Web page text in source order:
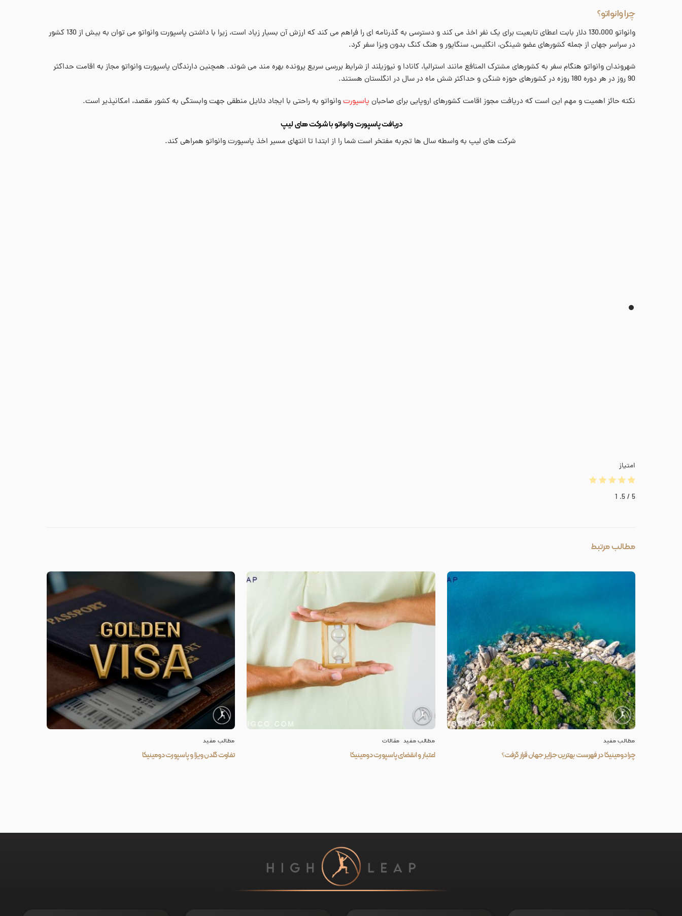
چرا وانواتو؟
وانواتو 130،000 دلار بابت اعطای تابعیت برای یک نفر اخذ می کند و دسترسی به گذرنامه ای را فراهم می کند که ارزش آن بسیار زیاد است، زیرا با داشتن پاسپورت وانواتو می توان به بیش از 130 کشور
در سراسر جهان از جمله کشورهای عضو شینگن، انگلیس، سنگاپور و هنگ کنگ بدون ویزا سفر کرد.
شهروندان وانواتو هنگام سفر به کشورهای مشترک المنافع مانند استرالیا، کانادا و نیوزیلند از شرایط بررسی سریع پرونده بهره مند می شوند. همچنین دارندگان پاسپورت وانواتو مجاز به اقامت حداکثر
90 روز در هر دوره 180 روزه در کشورهای حوزه شنگن و حداکثر شش ماه در سال در انگلستان هستند.
نکته حائز اهمیت و مهم این است که دریافت مجوز اقامت کشورهای اروپایی برای صاحبان پاسپورتوانواتو به راحتی با ایجاد دلایل منطقی جهت وابستگی به کشور مقصد، امکانپذیر است.
دریافت پاسپورت وانواتو با شرکت های لیپ
شرکت های لیپ به واسطه سال ها تجربه مفتخر است شما را از ابتدا تا انتهای مسیر اخذ پاسپورت وانواتو همراهی کند.
امتیاز
5
/ 5.
1
مطالب مرتبط
مطالب مفید
تفاوت گلدن ویزا و پاسپورت دومینیکا
مطالب مفید مقالات
اعتبار و انقضای پاسپورت دومینیکا
مطالب مفید
چرا دومینیکا در فهرست بهترین جزایر جهان قرار گرفت؟